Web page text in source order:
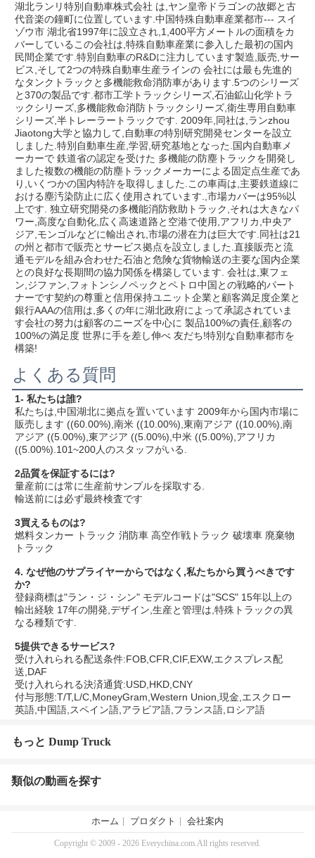
湖北ランリ特別自動車株式会社 は,ヤン皇帝ドラゴンの故郷と古
代音楽の鐘町に位置しています.中国特殊自動車産業都市--- スイ
ゾウ市 湖北省1997年に設立され,1,400平方メートルの面積をカ
バーしているこの会社は,特殊自動車産業に参入した最初の国内
民間企業です.特別自動車のR&Dに注力しています製造,販売,サー
ビス,そして2つの特殊自動車生産ラインの 会社には最も先進的
なタンクトラックと多機能救命消防車があります.5つのシリーズ
と370の製品です.都市工学トラックシリーズ,石油鉱山化学トラ
ックシリーズ,多機能救命消防トラックシリーズ,衛生専用自動車
シリーズ,半トレーラートラックです. 2009年,同社は,ランzhou
Jiaotong大学と協力して,自動車の特別研究開発センターを設立
しました.特別自動車生産,学習,研究基地となった.国内自動車メ
ーカーで 鉄道省の認定を受けた 多機能の防塵トラックを開発し
ました複数の機能の防塵トラックメーカーによる固定点生産であ
り,いくつかの国内特許を取得しました.この車両は,主要鉄道線に
おける塵汚染防止に広く使用されています.,市場カバーは95%以
上です. 独立研究開発の多機能消防救助トラック,それは大きなパ
ワー,高度な自動化,広く高速道路と空港で使用,アフリカ,中央ア
ジア,モンゴルなどに輸出され,市場の潜在力は巨大です.同社は21
の州と都市で販売とサービス拠点を設立しました.直接販売と流
通モデルを組み合わせた石油と危険な貨物輸送の主要な国内企業
との良好な長期間の協力関係を構築しています. 会社は,東フェ
ン,ジファン,フォトンシノペックとペトロ中国との戦略的パート
ナーです契約の尊重と信用保持ユニット企業と顧客満足度企業と
銀行AAAの信用は,多くの年に湖北政府によって承認されていま
す会社の努力は顧客のニーズを中心に 製品100%の責任,顧客の
100%の満足度 世界に手を差し伸べ 友だち!特別な自動車都市を
構築!
よくある質問
1- 私たちは誰?
私たちは,中国湖北に拠点を置いています 2009年から国内市場に
販売します ((60.00%),南米 ((10.00%),東南アジア ((10.00%),南
アジア ((5.00%),東アジア ((5.00%),中米 ((5.00%),アフリカ
((5.00%).101~200人のスタッフがいる.
2品質を保証するには?
量産前には常に生産前サンプルを採取する.
輸送前には必ず最終検査です
3買えるものは?
燃料タンカー トラック 消防車 高空作戦トラック 破壊車 廃棄物
トラック
4. なぜ他のサプライヤーからではなく,私たちから買うべきです
か?
登録商標は"ラン・ジ・シン" モデルコードは"SCS" 15年以上の
輸出経験 17年の開発,デザイン,生産と管理は,特殊トラックの異
なる種類です.
5提供できるサービス?
受け入れられる配送条件:FOB,CFR,CIF,EXW,エクスプレス配
送,DAF
受け入れられる決済通貨:USD,HKD,CNY
付与形態:T/T,L/C,MoneyGram,Western Union,現金,エスクロー
英語,中国語,スペイン語,アラビア語,フランス語,ロシア語
もっと Dump Truck
類似の動画を探す
ホーム プロダクト 会社案内
Copyright © 2009 - 2026 Everychina.com.All rights reserved.